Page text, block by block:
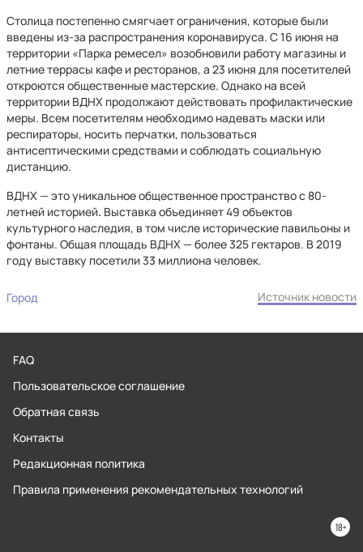
​Столица постепенно смягчает ограничения, которые были
введены из-за распространения коронавируса. С 16 июня на
территории «Парка ремесел» возобновили работу магазины и
летние террасы кафе и ресторанов, а 23 июня для посетителей
откроются общественные мастерские. Однако на всей
территории ВДНХ продолжают действовать профилактические
меры. Всем посетителям необходимо надевать маски или
респираторы, носить перчатки, пользоваться
антисептическими средствами и соблюдать социальную
дистанцию.
ВДНХ — это уникальное общественное пространство с 80-
летней историей. Выставка объединяет 49 объектов
культурного наследия, в том числе исторические павильоны и
фонтаны. Общая площадь ВДНХ — более 325 гектаров. В 2019
году выставку посетили 33 миллиона человек.​
Город Источник новости
FAQ
Пользовательское соглашение
Обратная связь
Контакты
Редакционная политика
Правила применения рекомендательных технологий